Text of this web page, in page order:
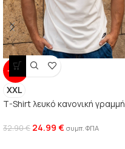
-24%
XXL
T-Shirt λευκό κανονική γραμμή
32.90€ 24.99 € συμπ. ΦΠΑ